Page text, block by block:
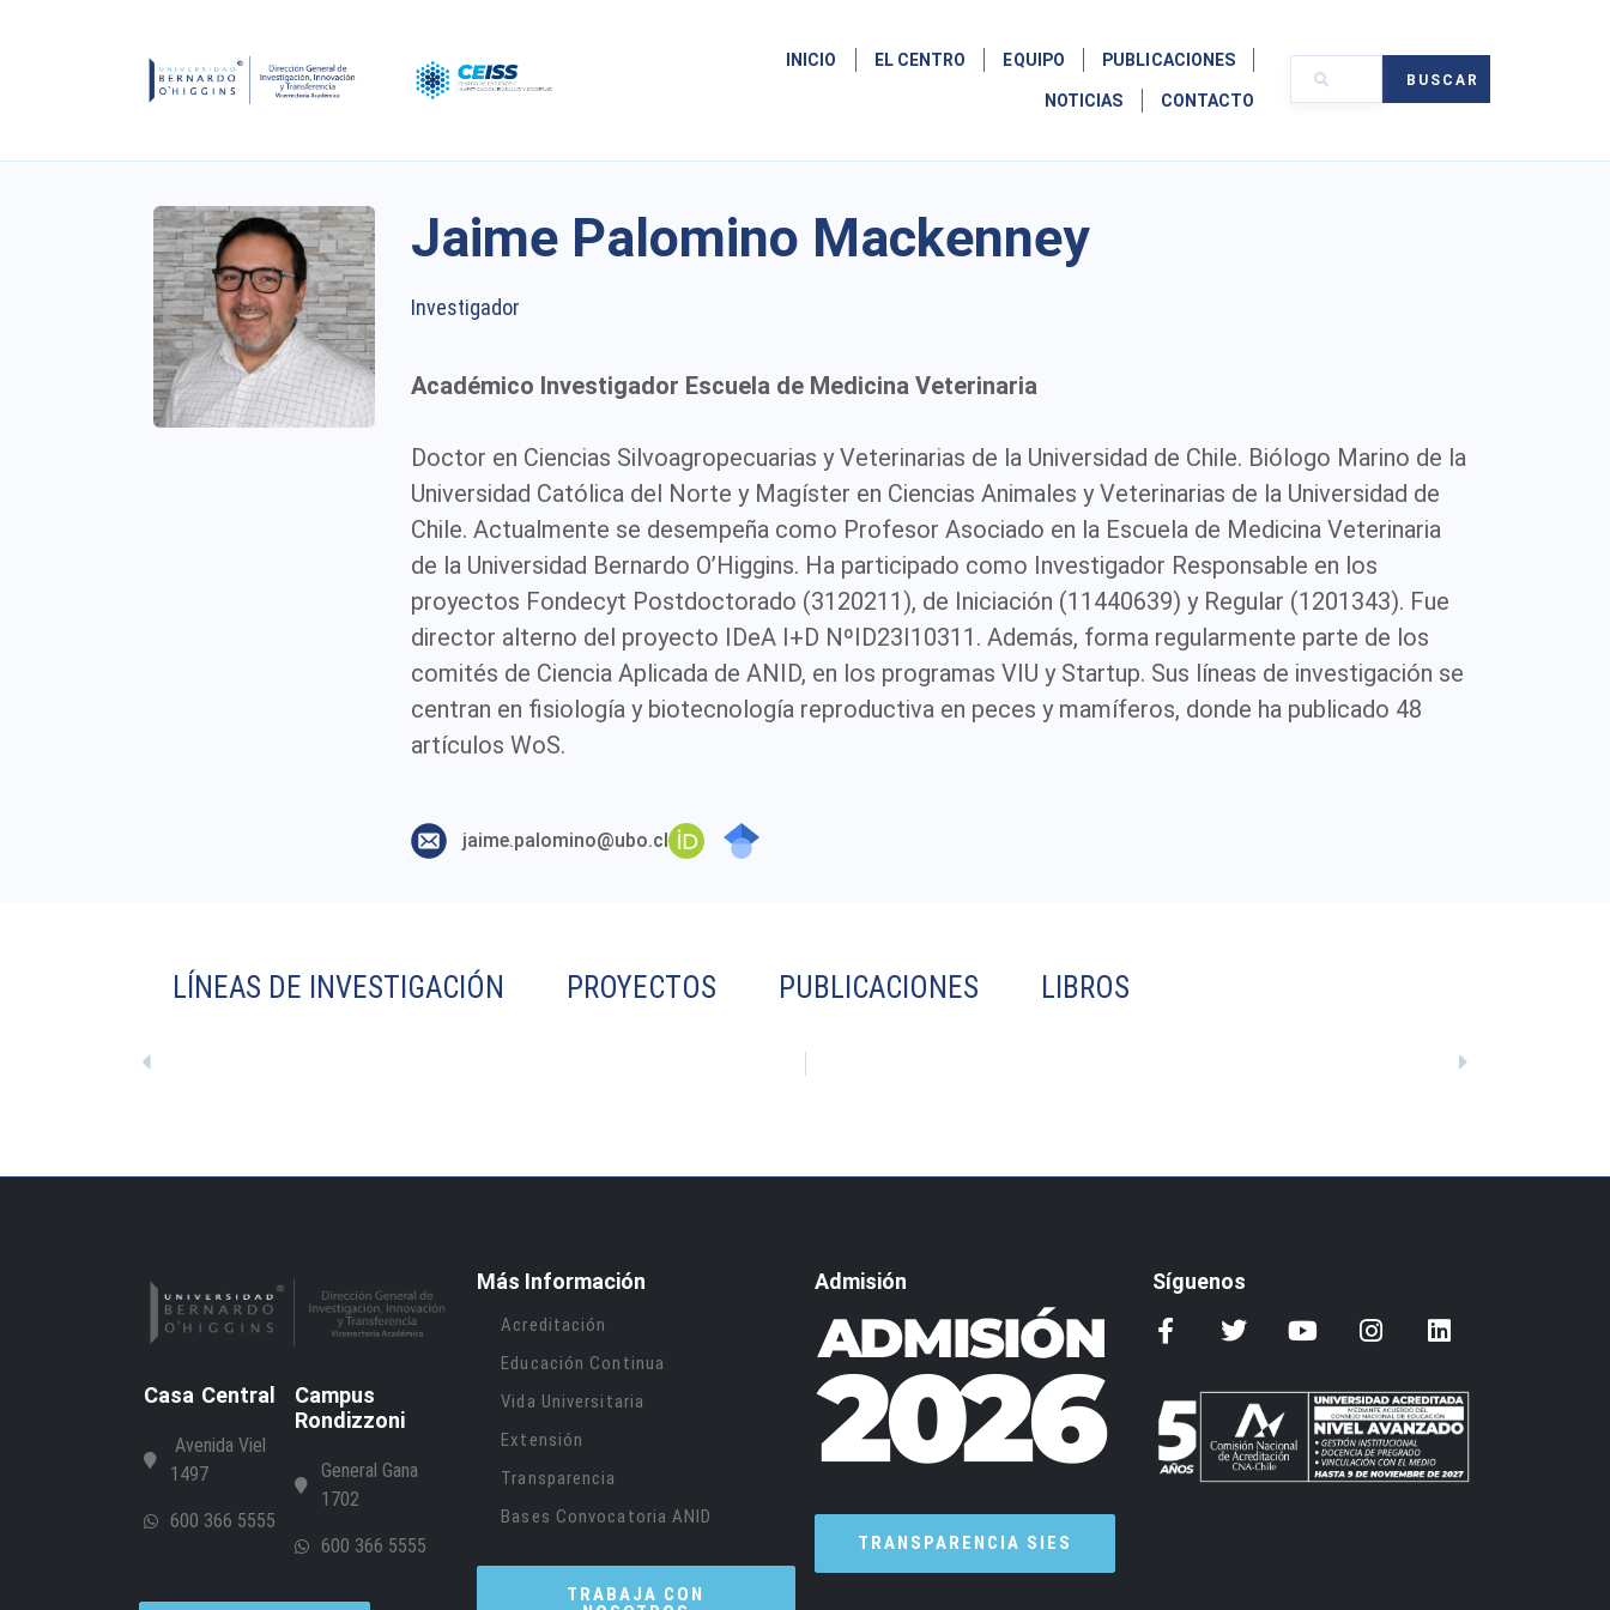
INICIO EL CENTRO EQUIPO PUBLICACIONES
NOTICIAS CONTACTO
BUSCAR
Jaime Palomino Mackenney
Investigador
Académico Investigador Escuela de Medicina Veterinaria
Doctor en Ciencias Silvoagropecuarias y Veterinarias de la Universidad de Chile. Biólogo Marino de la
Universidad Católica del Norte y Magíster en Ciencias Animales y Veterinarias de la Universidad de
Chile. Actualmente se desempeña como Profesor Asociado en la Escuela de Medicina Veterinaria
de la Universidad Bernardo O’Higgins. Ha participado como Investigador Responsable en los
proyectos Fondecyt Postdoctorado (3120211), de Iniciación (11440639) y Regular (1201343). Fue
director alterno del proyecto IDeA I+D NºID23I10311. Además, forma regularmente parte de los
comités de Ciencia Aplicada de ANID, en los programas VIU y Startup. Sus líneas de investigación se
centran en fisiología y biotecnología reproductiva en peces y mamíferos, donde ha publicado 48
artículos WoS.
LÍNEAS DE INVESTIGACIÓN PROYECTOS PUBLICACIONES LIBROS
Casa Central
Avenida Viel
1497
600 366 5555
Campus
Rondizzoni
General Gana
1702
600 366 5555
Más Información
Acreditación
Educación Continua
Vida Universitaria
Extensión
Transparencia
Bases Convocatoria ANID
TRABAJA CON
Admisión
TRANSPARENCIA SIES
Síguenos